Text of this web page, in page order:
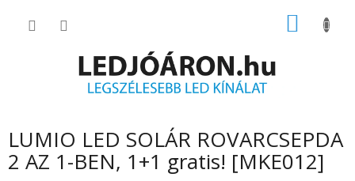
KOSÁR
LUMIO LED SOLÁR ROVARCSEPDA
2 AZ 1-BEN, 1+1 gratis! [MKE012]